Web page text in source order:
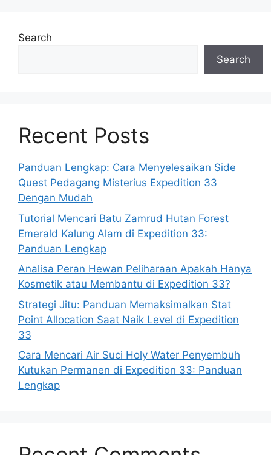
Search
Search
Recent Posts
Panduan Lengkap: Cara Menyelesaikan Side
Quest Pedagang Misterius Expedition 33
Dengan Mudah
Tutorial Mencari Batu Zamrud Hutan Forest
Emerald Kalung Alam di Expedition 33:
Panduan Lengkap
Analisa Peran Hewan Peliharaan Apakah Hanya
Kosmetik atau Membantu di Expedition 33?
Strategi Jitu: Panduan Memaksimalkan Stat
Point Allocation Saat Naik Level di Expedition
33
Cara Mencari Air Suci Holy Water Penyembuh
Kutukan Permanen di Expedition 33: Panduan
Lengkap